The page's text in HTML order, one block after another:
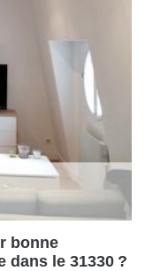
bonne
dans le 31330 ?